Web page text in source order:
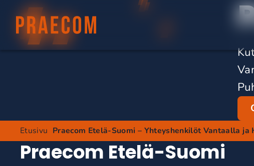
Etusivu Praecom Etelä-Suomi – Yhteyshenkilöt Vantaalla ja
Praecom Etelä-Suomi